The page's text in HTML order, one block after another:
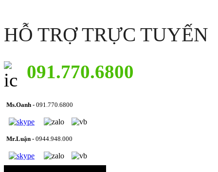
HỖ TRỢ TRỰC TUYẾN
091.770.6800
Ms.Oanh - 091.770.6800
Mr.Luận - 0944.948.000